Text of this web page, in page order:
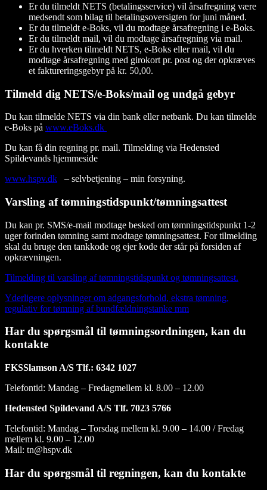
Er du tilmeldt NETS (betalingsservice) vil årsafregning være
medsendt som bilag til betalingsoversigten for juni måned.
Er du tilmeldt e-Boks, vil du modtage årsafregning i e-Boks.
Er du tilmeldt mail, vil du modtage årsafregning via mail.
Er du hverken tilmeldt NETS, e-Boks eller mail, vil du
modtage årsafregning med girokort pr. post og der opkræves
et faktureringsgebyr på kr. 50,00.
Tilmeld dig NETS/e-Boks/mail og undgå gebyr
Du kan tilmelde NETS via din bank eller netbank. Du kan tilmelde
e-Boks på www.eBoks.dk
Du kan få din regning pr. mail. Tilmelding via Hedensted
Spildevands hjemmeside
www.hspv.dk – selvbetjening – min forsyning.
Varsling af tømningstidspunkt/tømningsattest
Du kan pr. SMS/e-mail modtage besked om tømningstidspunkt 1-2
uger forinden tømning samt modtage tømningsattest. For tilmelding
skal du bruge den tankkode og ejer kode der står på forsiden af ​​
opkrævningen.
Tilmelding til varsling af tømningstidspunkt og tømningsattest.
Yderligere oplysninger om adgangsforhold, ekstra tømning,
regulativ for tømning af bundfældningstanke mm
Har du spørgsmål til tømningsordningen, kan du
kontakte
FKSSlamson A/S Tlf.: 6342 1027
Telefontid: Mandag – Fredag​​mellem kl. 8.00 – 12.00
Hedensted Spildevand A/S Tlf. 7023 5766
Telefontid: Mandag – Torsdag mellem kl. 9.00 – 14.00 / Fredag​​
mellem kl. 9.00 – 12.00
Mail: tn@hspv.dk
Har du spørgsmål til regningen, kan du kontakte